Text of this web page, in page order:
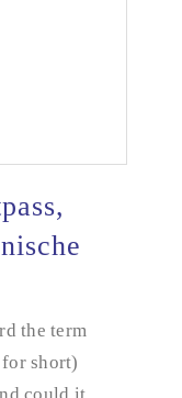
für die
the term
short)